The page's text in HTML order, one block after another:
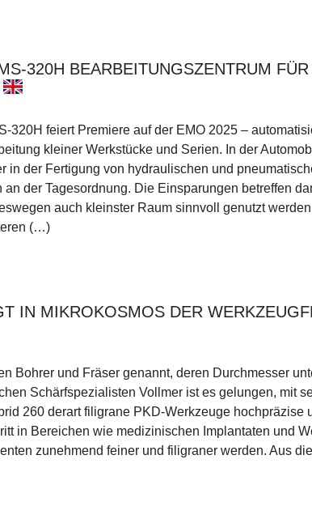
320H BEARBEITUNGSZENTRUM
320H feiert Premiere auf der EMO 2025 –
kleiner Werkstücke und Serien. In der
in der Fertigung von hydraulischen und
an der Tagesordnung. Die Einsparungen betreffen
auch kleinster Raum sinnvoll genutzt
(…)
IN MIKROKOSMOS DER
Bohrer und Fräser genannt, deren Durchmesser
Schärfspezialisten Vollmer ist es gelungen, mit
260 derart filigrane PKD-Werkzeuge hochpräzise
in Bereichen wie medizinischen Implantaten und
zunehmend feiner und filigraner werden. Aus